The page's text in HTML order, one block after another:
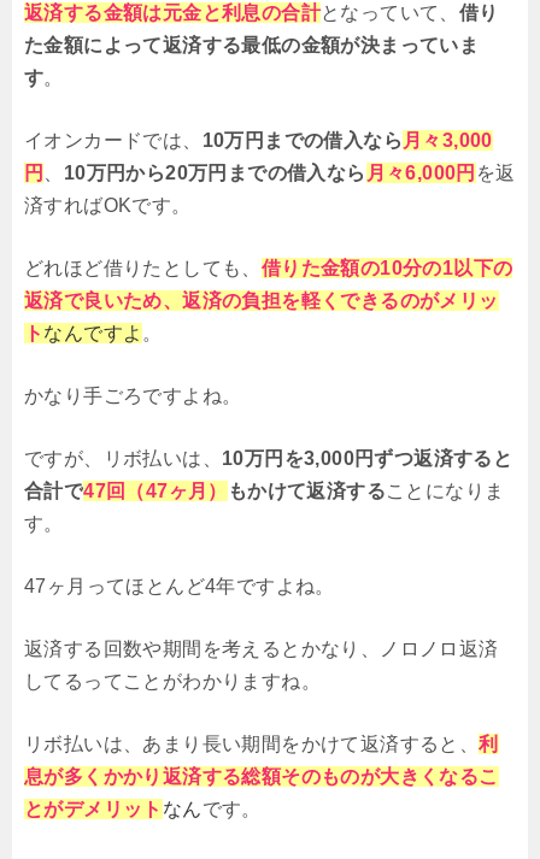
返済する金額は元金と利息の合計となっていて、 借り
た金額によって返済する最低の金額が決まっていま
す。
イオンカードでは、 10万円までの借入なら 月々3,000
円
10万円から20万円までの借入なら 月々6,000円 を返
済すればOKです。
どれほど借りたとしても、 借りた金額の10分の1以下の
返済で良いため、返済の負担を軽くできるのがメリッ
ト なんですよ 。
かなり手ごろですよね。
ですが、リボ払いは、 10万円を3,000円ずつ返済すると
合計で47回（47ヶ月） もかけて返済することになりま
す。
47ヶ月ってほとんど4年ですよね。
返済する回数や期間を考えるとかなり、ノロノロ返済
してるってことがわかりますね。
リボ払いは、あまり長い期間をかけて返済すると、利
息が多くかかり返済する総額そのものが大きくなるこ
とがデメリット なんです。